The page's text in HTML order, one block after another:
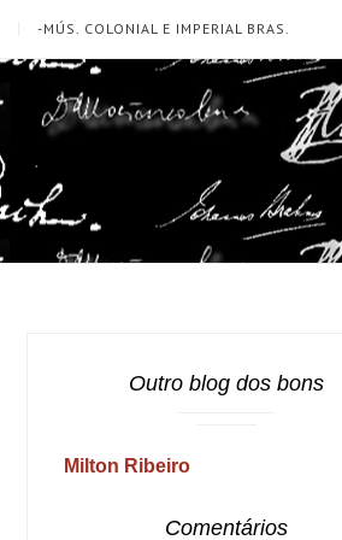
-MÚS. COLONIAL E IMPERIAL BRAS.
Outro blog dos bons
Milton Ribeiro
Comentários